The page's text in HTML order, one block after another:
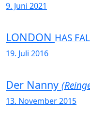
9. Juni 2021
LONDON HAS
19. Juli 2016
Der Nanny
13. November 2015